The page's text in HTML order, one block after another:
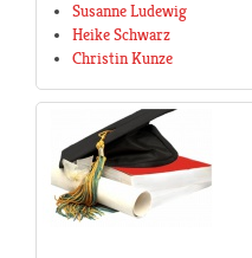
Susanne Ludewig
Heike Schwarz
Christin Kunze